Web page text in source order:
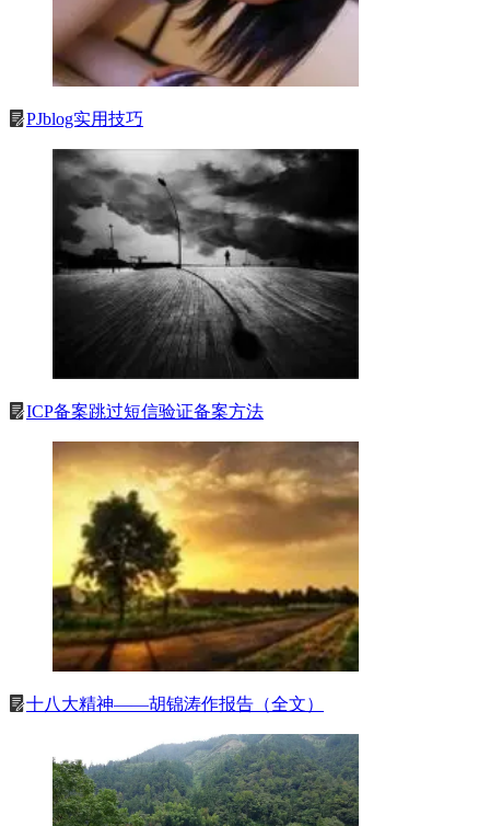
PJblog实用技巧
ICP备案跳过短信验证备案方法
十八大精神——胡锦涛作报告（全文）